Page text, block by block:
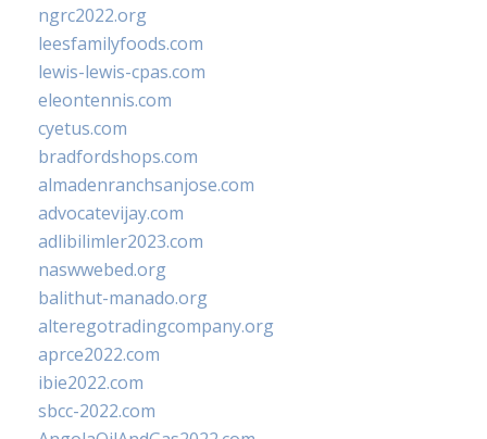
ngrc2022.org
leesfamilyfoods.com
lewis-lewis-cpas.com
eleontennis.com
cyetus.com
bradfordshops.com
almadenranchsanjose.com
advocatevijay.com
adlibilimler2023.com
naswwebed.org
balithut-manado.org
alteregotradingcompany.org
aprce2022.com
ibie2022.com
sbcc-2022.com